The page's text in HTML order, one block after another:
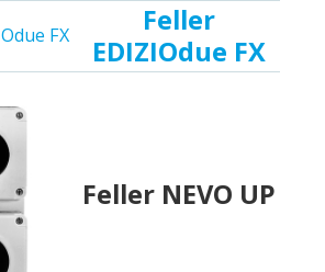
Feller
EDIZIOdue FX
Feller NEVO UP